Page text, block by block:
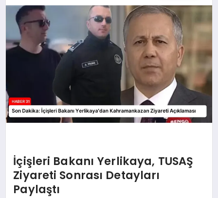
İçişleri Bakanı Yerlikaya, TUSAŞ
Ziyareti Sonrası Detayları
Paylaştı